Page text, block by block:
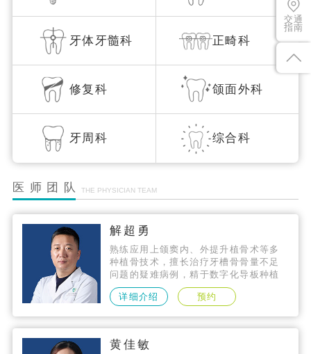
牙体牙髓科 正畸科
修复科 颌面外科
牙周科 综合科
医师团队 THE PHYSICIAN TEAM
解超勇
熟练应用上颌窦内、外提升植骨术等多
种植骨技术，擅长治疗牙槽骨骨量不足
问题的疑难病例，精于数字化导板种植
技术、微创种植技术、即刻种植技术，
种植技术精准，拥有数千个成功案例。
详细介绍 预约
黄佳敏
交通
指南